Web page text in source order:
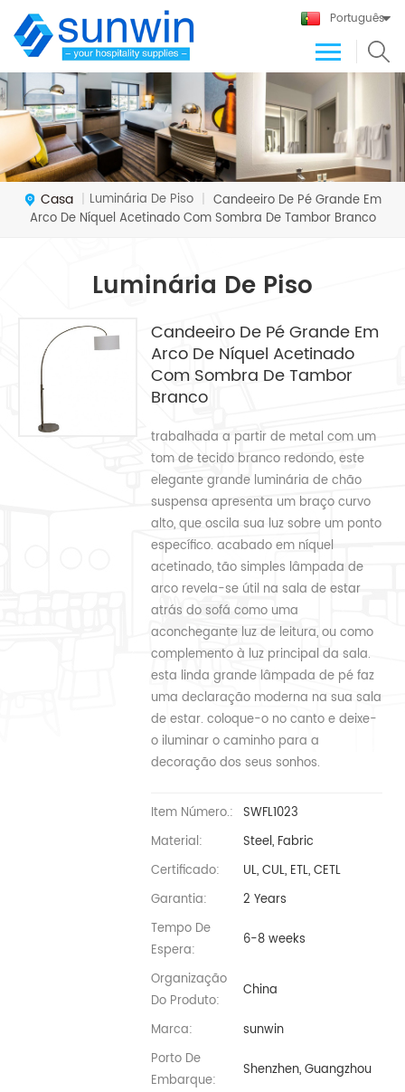
Português
Casa | Luminária De Piso | Candeeiro De Pé Grande Em
Arco De Níquel Acetinado Com Sombra De Tambor Branco
Luminária De Piso
Candeeiro De Pé Grande Em
Arco De Níquel Acetinado
Com Sombra De Tambor
Branco
trabalhada a partir de metal com um
tom de tecido branco redondo, este
elegante grande luminária de chão
suspensa apresenta um braço curvo
alto, que oscila sua luz sobre um ponto
específico. acabado em níquel
acetinado, tão simples lâmpada de
arco revela-se útil na sala de estar
atrás do sofá como uma
aconchegante luz de leitura, ou como
complemento à luz principal da sala.
esta linda grande lâmpada de pé faz
uma declaração moderna na sua sala
de estar. coloque-o no canto e deixe-
o iluminar o caminho para a
decoração dos seus sonhos.
Item Número.: SWFL1023
Material:
Steel, Fabric
Certificado:
UL, CUL, ETL, CETL
Garantia:
2 Years
Tempo De
Espera:
6-8 weeks
Organização
Do Produto:
China
Marca:
sunwin
Porto De
Embarque:
Shenzhen, Guangzhou